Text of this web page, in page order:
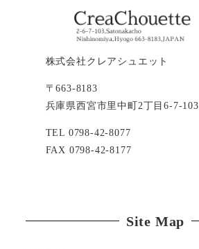
株式会社クレアシュエット
〒663-8183
兵庫県西宮市里中町2丁目6-7-103
TEL 0798-42-8077
FAX 0798-42-8177
Site Map